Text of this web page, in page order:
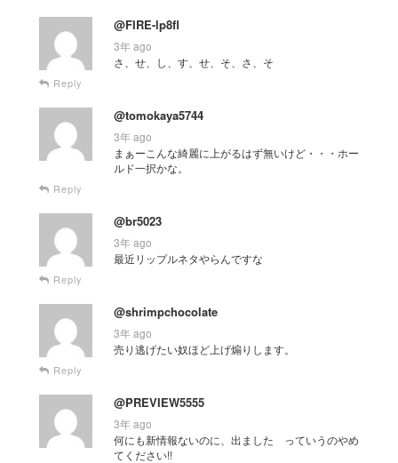
@FIRE-lp8fl
3年 ago
さ、せ、し、す、せ、そ、さ、そ
Reply
@tomokaya5744
3年 ago
まぁーこんな綺麗に上がるはず無いけど・・・ホー
ルド一択かな。
Reply
@br5023
3年 ago
最近リップルネタやらんですな
Reply
@shrimpchocolate
3年 ago
売り逃げたい奴ほど上げ煽りします。
Reply
@PREVIEW5555
3年 ago
何にも新情報ないのに、出ました っていうのやめ
てください!!